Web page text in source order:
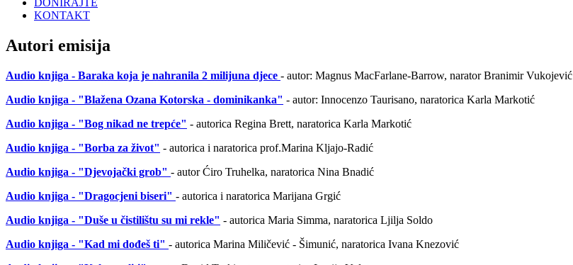
DONIRAJTE
KONTAKT
Autori emisija
Audio knjiga - Baraka koja je nahranila 2 milijuna djece - autor: Magnus MacFarlane-Barrow, narator Branimir Vukojević
Audio knjiga - "Blažena Ozana Kotorska - dominikanka" - autor: Innocenzo Taurisano, naratorica Karla Markotić
Audio knjiga - "Bog nikad ne trepće" - autorica Regina Brett, naratorica Karla Markotić
Audio knjiga - "Borba za život" - autorica i naratorica prof.Marina Kljajo-Radić
Audio knjiga - "Djevojački grob" - autor Ćiro Truhelka, naratorica Nina Bnadić
Audio knjiga - "Dragocjeni biseri" - autorica i naratorica Marijana Grgić
Audio knjiga - "Duše u čistilištu su mi rekle" - autorica Maria Simma, naratorica Ljilja Soldo
Audio knjiga - "Kad mi dođeš ti" - autorica Marina Miličević - Šimunić, naratorica Ivana Knezović